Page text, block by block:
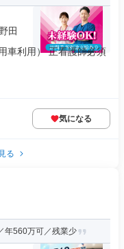
田
車利用） 正看護師必須
気になる
る
年560万可／残業少